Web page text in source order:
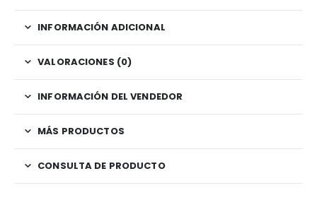
INFORMACIÓN ADICIONAL
VALORACIONES (0)
INFORMACIÓN DEL VENDEDOR
MÁS PRODUCTOS
CONSULTA DE PRODUCTO